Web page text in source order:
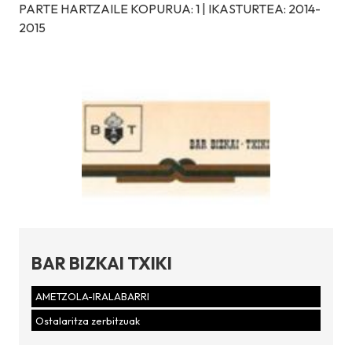
PARTE HARTZAILE KOPURUA: 1 | IKASTURTEA: 2014-
2015
BAR BIZKAI TXIKI
AMETZOLA-IRALABARRI
Ostalaritza zerbitzuak